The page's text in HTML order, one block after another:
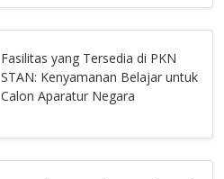
Fasilitas yang Tersedia di PKN
STAN: Kenyamanan Belajar untuk
Calon Aparatur Negara